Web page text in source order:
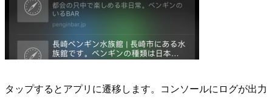
タップするとアプリに遷移します。コンソールにログが出力